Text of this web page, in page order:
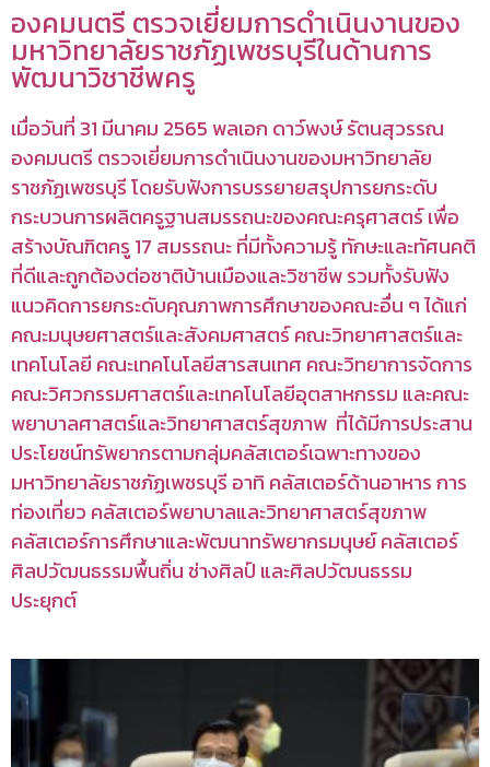
องคมนตรี ตรวจเยี่ยมการดำเนินงานของ
มหาวิทยาลัยราชภัฏเพชรบุรีในด้านการ
พัฒนาวิชาชีพครู
เมื่อวันที่ 31 มีนาคม 2565 พลเอก ดาว์พงษ์ รัตนสุวรรณ
องคมนตรี ตรวจเยี่ยมการดำเนินงานของมหาวิทยาลัย
ราชภัฏเพชรบุรี โดยรับฟังการบรรยายสรุปการยกระดับ
กระบวนการผลิตครูฐานสมรรถนะของคณะครุศาสตร์ เพื่อ
สร้างบัณฑิตครู 17 สมรรถนะ ที่มีทั้งความรู้ ทักษะและทัศนคติ
ที่ดีและถูกต้องต่อชาติบ้านเมืองและวิชาชีพ รวมทั้งรับฟัง
แนวคิดการยกระดับคุณภาพการศึกษาของคณะอื่น ๆ ได้แก่
คณะมนุษยศาสตร์และสังคมศาสตร์ คณะวิทยาศาสตร์และ
เทคโนโลยี คณะเทคโนโลยีสารสนเทศ คณะวิทยาการจัดการ
คณะวิศวกรรมศาสตร์และเทคโนโลยีอุตสาหกรรม และคณะ
พยาบาลศาสตร์และวิทยาศาสตร์สุขภาพ ที่ได้มีการประสาน
ประโยชน์ทรัพยากรตามกลุ่มคลัสเตอร์เฉพาะทางของ
มหาวิทยาลัยราชภัฏเพชรบุรี อาทิ คลัสเตอร์ด้านอาหาร การ
ท่องเที่ยว คลัสเตอร์พยาบาลและวิทยาศาสตร์สุขภาพ
คลัสเตอร์การศึกษาและพัฒนาทรัพยากรมนุษย์ คลัสเตอร์
ศิลปวัฒนธรรมพื้นถิ่น ช่างศิลป์ และศิลปวัฒนธรรม
ประยุกต์